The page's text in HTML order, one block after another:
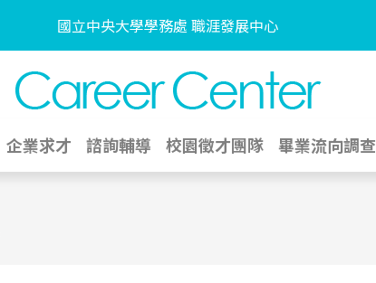
國立中央大學學務處 職涯發展中心
企業求才 諮詢輔導 校園徵才團隊 畢業流向調查